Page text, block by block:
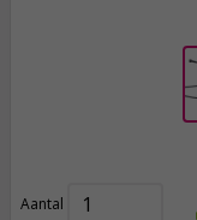
Aantal